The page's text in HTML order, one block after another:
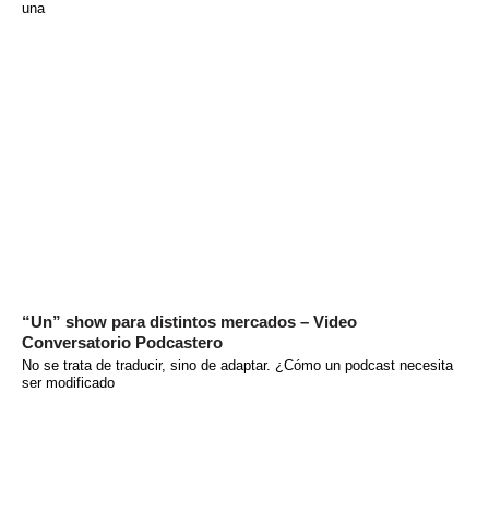
una
“Un” show para distintos mercados – Video
Conversatorio Podcastero
No se trata de traducir, sino de adaptar. ¿Cómo un podcast necesita
ser modificado